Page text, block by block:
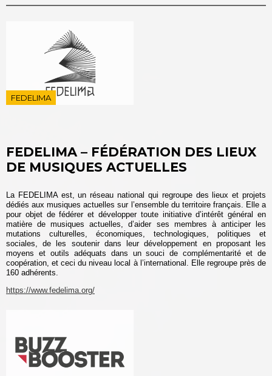
FEDELIMA
FEDELIMA – FÉDÉRATION DES LIEUX
DE MUSIQUES ACTUELLES
La FEDELIMA est, un réseau national qui regroupe des lieux et projets
dédiés aux musiques actuelles sur l’ensemble du territoire français. Elle a
pour objet de fédérer et développer toute initiative d’intérêt général en
matière de musiques actuelles, d’aider ses membres à anticiper les
mutations culturelles, économiques, technologiques, politiques et
sociales, de les soutenir dans leur développement en proposant les
moyens et outils adéquats dans un souci de complémentarité et de
coopération, et ceci du niveau local à l’international. Elle regroupe près de
160 adhérents.
https://www.fedelima.org/